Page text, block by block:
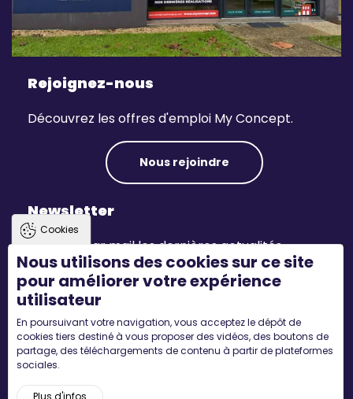
Rejoignez-nous
Découvrez les offres d'emploi My Concept.
Nous rejoindre
Newsletter
Recevez par mail les dernières actualités.
S'inscrire
Suivez-nous
Cookies
Nous utilisons des cookies sur ce site
pour améliorer votre expérience
utilisateur
En poursuivant votre navigation, vous acceptez le dépôt de
cookies tiers destiné à vous proposer des vidéos, des boutons de
partage, des téléchargements de contenu à partir de plateformes
sociales.
Plus d'infos